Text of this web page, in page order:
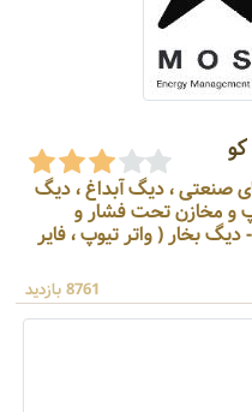
های صنعتی ، دیگ آبداغ ، دیگ
و مخازن تحت فشار و
دستگاه زباله سوز تمام اتوماتیک. 2- دیگ بخار ( واتر تیوپ ، فایر
8761 بازدید